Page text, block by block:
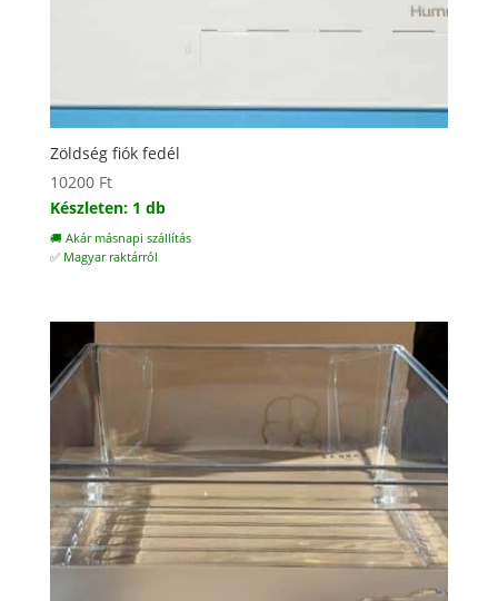
Zöldség fiók fedél
10200 Ft
Készleten: 1 db
🚚 Akár másnapi szállítás
✅ Magyar raktárról